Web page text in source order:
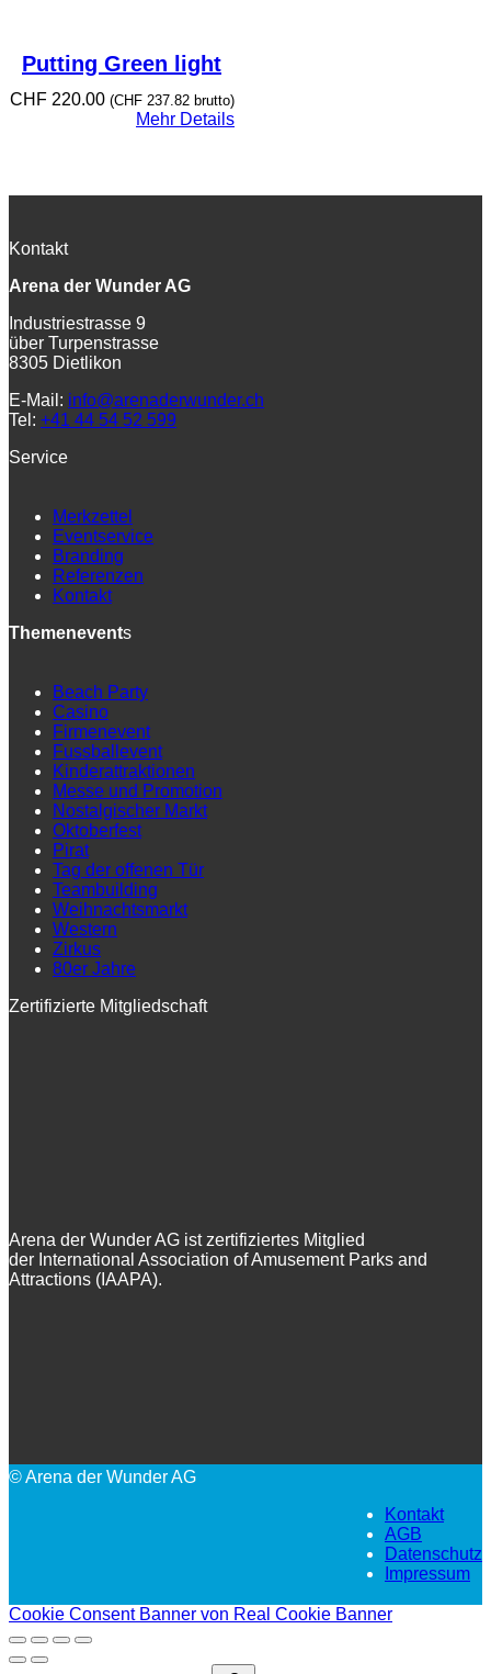
Putting Green light
CHF220.00 (CHF237.82brutto)
Mehr Details
Kontakt
Arena der Wunder AG
Industriestrasse 9
über Turpenstrasse
8305 Dietlikon
E-Mail: info@arenaderwunder.ch
Tel: +41 44 54 52 599
Service
Merkzettel
Eventservice
Branding
Referenzen
Kontakt
Themenevents
Beach Party
Casino
Firmenevent
Fussballevent
Kinderattraktionen
Messe und Promotion
Nostalgischer Markt
Oktoberfest
Pirat
Tag der offenen Tür
Teambuilding
Weihnachtsmarkt
Western
Zirkus
80er Jahre
Zertifizierte Mitgliedschaft
Arena der Wunder AG ist zertifiziertes Mitglied
der International Association of Amusement Parks and
Attractions (IAAPA).
© Arena der Wunder AG
Kontakt
AGB
Datenschutz
Impressum
Cookie Consent Banner von Real Cookie Banner